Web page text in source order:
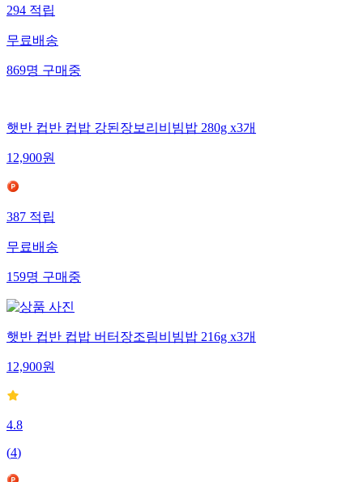
294적립
무료배송
869명구매중
햇반 컵반 컵밥 강된장보리비빔밥 280g x3개
12,900원
387적립
무료배송
159명구매중
햇반 컵반 컵밥 버터장조림비빔밥 216g x3개
12,900원
4.8
(4)